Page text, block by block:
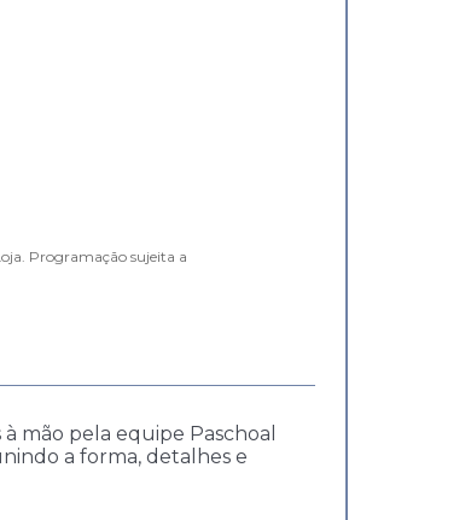
Programação sujeita a
mão pela equipe Paschoal
a forma, detalhes e